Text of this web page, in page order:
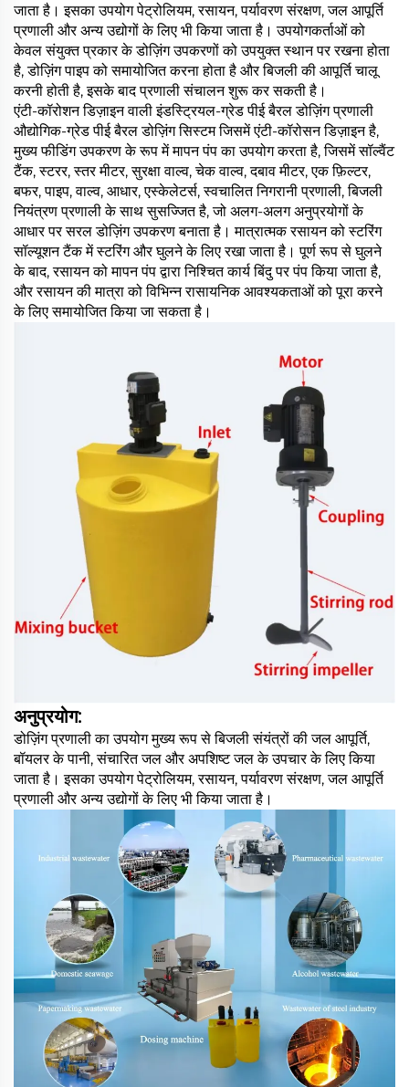
जाता है। इसका उपयोग पेट्रोलियम, रसायन, पर्यावरण संरक्षण, जल आपूर्ति
प्रणाली और अन्य उद्योगों के लिए भी किया जाता है। उपयोगकर्ताओं को
केवल संयुक्त प्रकार के डोज़िंग उपकरणों को उपयुक्त स्थान पर रखना होता
है, डोज़िंग पाइप को समायोजित करना होता है और बिजली की आपूर्ति चालू
करनी होती है, इसके बाद प्रणाली संचालन शुरू कर सकती है।
एंटी-कॉरोशन डिज़ाइन वाली इंडस्ट्रियल-ग्रेड पीई बैरल डोज़िंग प्रणाली
औद्योगिक-ग्रेड पीई बैरल डोज़िंग सिस्टम जिसमें एंटी-कॉरोसन डिज़ाइन है,
मुख्य फीडिंग उपकरण के रूप में मापन पंप का उपयोग करता है, जिसमें सॉल्वैंट
टैंक, स्टरर, स्तर मीटर, सुरक्षा वाल्व, चेक वाल्व, दबाव मीटर, एक फ़िल्टर,
बफर, पाइप, वाल्व, आधार, एस्केलेटर्स, स्वचालित निगरानी प्रणाली, बिजली
नियंत्रण प्रणाली के साथ सुसज्जित है, जो अलग-अलग अनुप्रयोगों के
आधार पर सरल डोज़िंग उपकरण बनाता है। मात्रात्मक रसायन को स्टरिंग
सॉल्यूशन टैंक में स्टरिंग और घुलने के लिए रखा जाता है। पूर्ण रूप से घुलने
के बाद, रसायन को मापन पंप द्वारा निश्चित कार्य बिंदु पर पंप किया जाता है,
और रसायन की मात्रा को विभिन्न रासायनिक आवश्यकताओं को पूरा करने
के लिए समायोजित किया जा सकता है।
अनुप्रयोग:
डोज़िंग प्रणाली का उपयोग मुख्य रूप से बिजली संयंत्रों की जल आपूर्ति,
बॉयलर के पानी, संचारित जल और अपशिष्ट जल के उपचार के लिए किया
जाता है। इसका उपयोग पेट्रोलियम, रसायन, पर्यावरण संरक्षण, जल आपूर्ति
प्रणाली और अन्य उद्योगों के लिए भी किया जाता है।